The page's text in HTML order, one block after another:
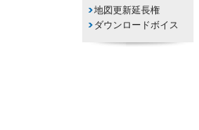
地図更新延長権
ダウンロードボイス